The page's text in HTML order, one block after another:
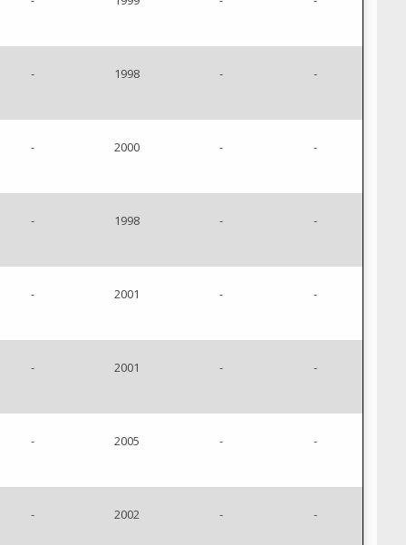
- 1998 - -
- 2000 - -
- 1998 - -
- 2001 - -
- 2001 - -
- 2005 - -
- 2002 - -